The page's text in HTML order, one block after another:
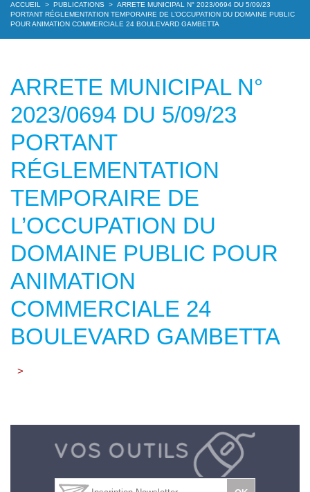
ACCUEIL > PUBLICATIONS > ARRETE MUNICIPAL N° 2023/0694 DU 5/09/23
PORTANT RÉGLEMENTATION TEMPORAIRE DE L’OCCUPATION DU DOMAINE PUBLIC
POUR ANIMATION COMMERCIALE 24 BOULEVARD GAMBETTA
ARRETE MUNICIPAL N°
2023/0694 DU 5/09/23
PORTANT
RÉGLEMENTATION
TEMPORAIRE DE
L’OCCUPATION DU
DOMAINE PUBLIC POUR
ANIMATION
COMMERCIALE 24
BOULEVARD GAMBETTA
>